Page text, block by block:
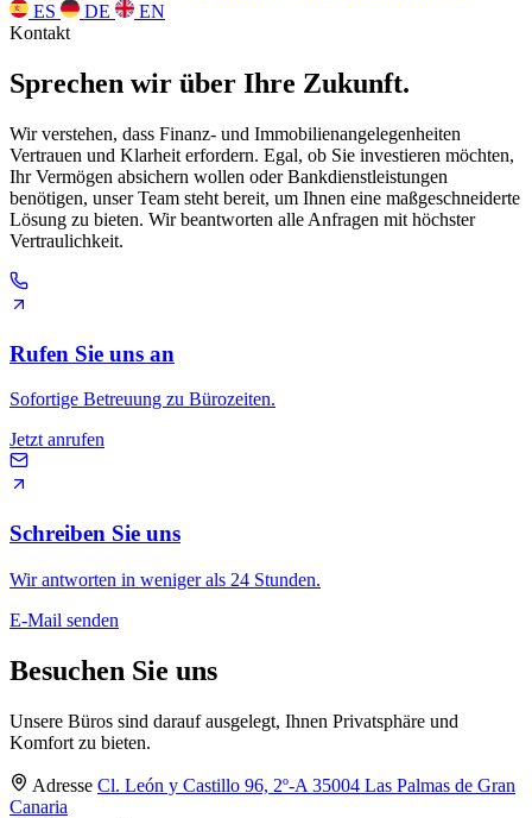
ES
DE
EN
Kontakt
Sprechen wir über Ihre Zukunft.
Wir verstehen, dass Finanz- und Immobilienangelegenheiten
Vertrauen und Klarheit erfordern. Egal, ob Sie investieren möchten,
Ihr Vermögen absichern wollen oder Bankdienstleistungen
benötigen, unser Team steht bereit, um Ihnen eine maßgeschneiderte
Lösung zu bieten. Wir beantworten alle Anfragen mit höchster
Vertraulichkeit.
Rufen Sie uns an
Sofortige Betreuung zu Bürozeiten.
Jetzt anrufen
Schreiben Sie uns
Wir antworten in weniger als 24 Stunden.
E-Mail senden
Besuchen Sie uns
Unsere Büros sind darauf ausgelegt, Ihnen Privatsphäre und
Komfort zu bieten.
Adresse Cl. León y Castillo 96, 2º-A 35004 Las Palmas de Gran
Canaria